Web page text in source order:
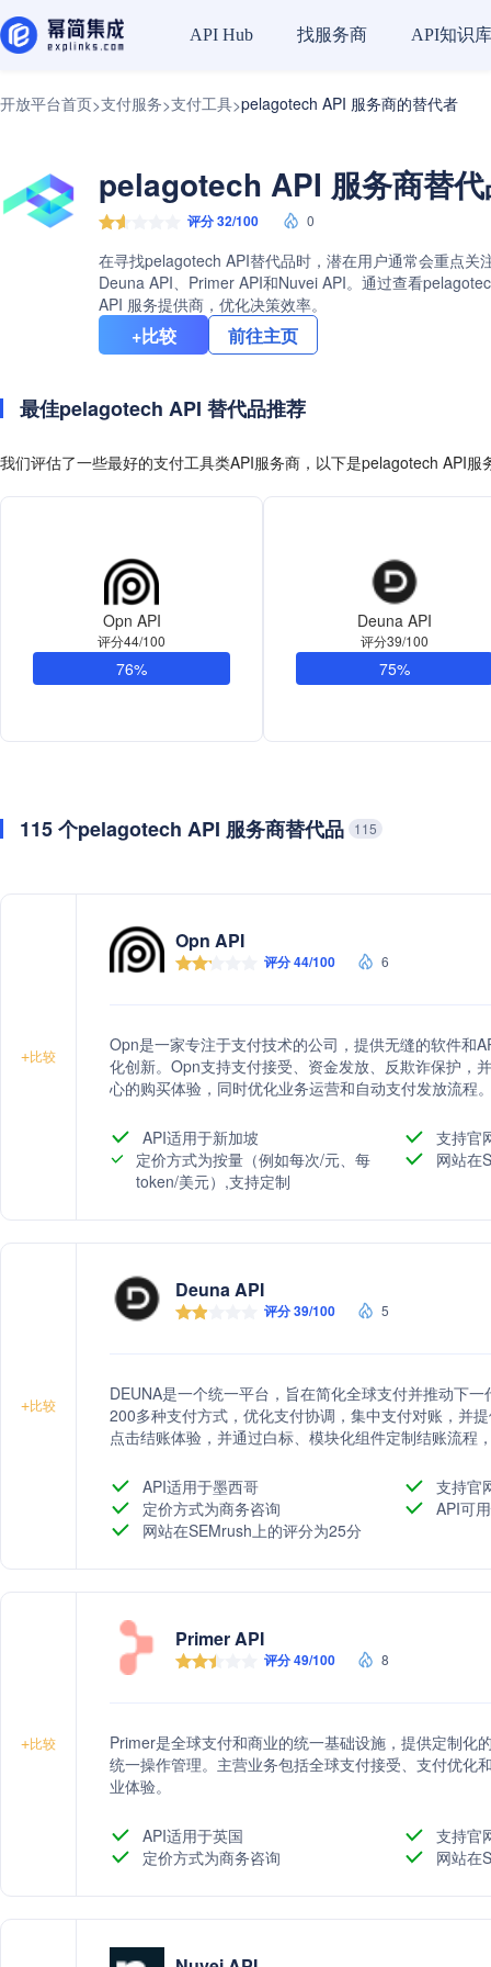
API Hub 找服务商 API知识库
开放平台首页>支付服务>支付工具>pelagotech API 服务商的替代者
pelagotech API 服务商替
评分 32/100 0
在寻找pelagotech API替代品时，潜在用户通常会重点
Deuna API、Primer API和Nuvei API。通过查看
API 服务提供商，优化决策效率。
+比较 前往主页
最佳pelagotech API 替代品推荐
我们评估了一些最好的支付工具类API服务商，以下是pelagotech API服
Opn API
评分44/100
76%
Deuna API
评分39/100
75%
115 个pelagotech API 服务商替代品 115
+比较
Opn API
评分 44/100 6
Opn是一家专注于支付技术的公司，提供无缝的软件和
化创新。Opn支持支付接受、资金发放、反欺诈保护，
心的购买体验，同时优化业务运营和自动支付发放流程
API适用于新加坡
支持官
定价方式为按量（例如每次/元、每
token/美元）,支持定制
网站在
+比较
Deuna API
评分 39/100 5
DEUNA是一个统一平台，旨在简化全球支付并推动下
200多种支付方式，优化支付协调，集中支付对账，并
点击结账体验，并通过白标、模块化组件定制结账流程
API适用于墨西哥
支持官
定价方式为商务咨询
API可
网站在SEMrush上的评分为25分
+比较
Primer API
评分 49/100 8
Primer是全球支付和商业的统一基础设施，提供定制化
统一操作管理。主营业务包括全球支付接受、支付优化
业体验。
API适用于英国
支持官
定价方式为商务咨询
网站在